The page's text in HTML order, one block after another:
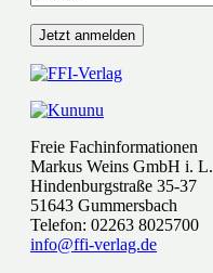
Freie Fachinformationen
Markus Weins GmbH i. L.
Hindenburgstraße 35-37
51643 Gummersbach
Telefon: 02263 8025700
info@ffi-verlag.de